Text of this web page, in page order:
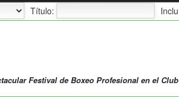
Título:
Festival de Boxeo Profesional en el Club